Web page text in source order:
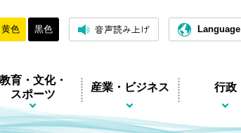
黄色 黒色 音声読み上げ Language
教育・文化・
スポーツ
産業・ビジネス 行政